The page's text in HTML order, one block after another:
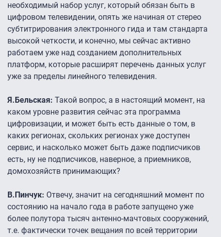
необходимый набор услуг, который обязан быть в
цифровом телевидении, опять же начиная от стерео
субтитрирования электронного гида и там стандарта
высокой четкости, и конечно, мы сейчас активно
работаем уже над созданием дополнительных
платформ, которые расширят перечень данных услуг
уже за пределы линейного телевидения.
Я.Бельская: Такой вопрос, а в настоящий момент, на
каком уровне развития сейчас эта программа
цифровизации, и может быть есть данные о том, в
каких регионах, скольких регионах уже доступен
сервис, и насколько может быть даже подписчиков
есть, ну не подписчиков, наверное, а приемников,
домохозяйств принимающих?
В.Пинчук: Отвечу, значит на сегодняшний момент по
состоянию на начало года в работе запущено уже
более полутора тысяч антенно-мачтовых сооружений,
т.е. фактически точек вещания по всей территории